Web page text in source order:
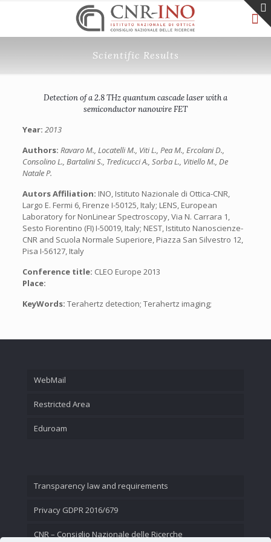
Scientific Results
Detection of a 2.8 THz quantum cascade laser with a
semiconductor nanowire FET
Year: 2013
Authors: Ravaro M., Locatelli M., Viti L., Pea M., Ercolani D.,
Consolino L., Bartalini S., Tredicucci A., Sorba L., Vitiello M., De
Natale P.
Autors Affiliation: INO, Istituto Nazionale di Ottica-CNR,
Largo E. Fermi 6, Firenze I-50125, Italy; LENS, European
Laboratory for NonLinear Spectroscopy, Via N. Carrara 1,
Sesto Fiorentino (FI) I-50019, Italy; NEST, Istituto Nanoscienze-
CNR and Scuola Normale Superiore, Piazza San Silvestro 12,
Pisa I-56127, Italy
Conference title: CLEO Europe 2013
Place:
KeyWords: Terahertz detection; Terahertz imaging;
WebMail
Restricted Area
Eduroam
Transparency law and requirements
Privacy GDPR 2016/679
CNR – Consiglio Nazionale delle Ricerche